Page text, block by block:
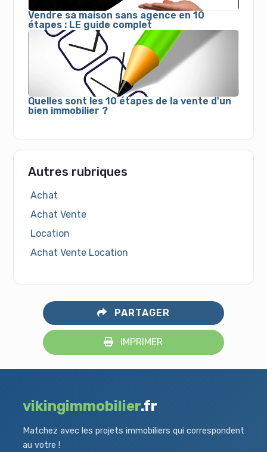
Vendre sa maison sans agence en 10
étapes : LE guide complet
Quelles sont les 10 étapes de la vente d'un
bien immobilier ?
Autres rubriques
Achat
Achat Vente
Location
Achat Vente Location
PARTAGER
IMPRIMER
vikingimmobilier.fr
Matchez avec les projets immobiliers qui correspondent
au votre !